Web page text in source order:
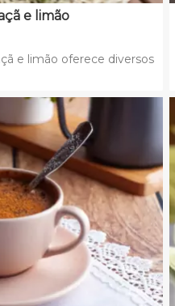
e limão
e limão oferece diversos